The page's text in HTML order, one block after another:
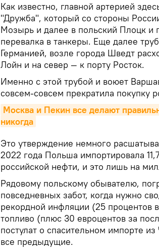
Как известно, главной артерией
"Дружба", который со стороны
Мозырь и далее в польский Плоцк и
перевалка в танкеры. Еще далее
Германией, возле города Шведт
Лойн и на север — к порту Росток.
Именно с этой трубой и воюет
совсем-совсем прекратила покупку
Москва и Пекин все делают
никогда
Это утверждение немного
2022 года Польша импортировала
российской нефти, и это лишь на
Рядовому польскому обывателю,
повседневных забот, когда нужно
рекордной инфляции (25 процентов
топливо (плюс 30 евроцентов за
постулат о спасительном импорте
все предыдущие.